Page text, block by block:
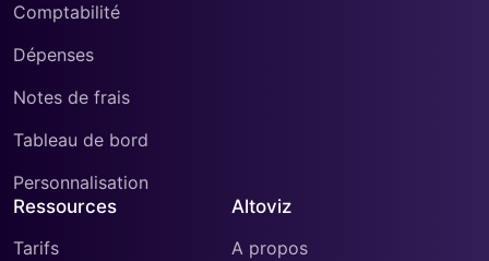
Comptabilité
Dépenses
Notes de frais
Tableau de bord
Personnalisation
Ressources
Tarifs
Altoviz
A propos